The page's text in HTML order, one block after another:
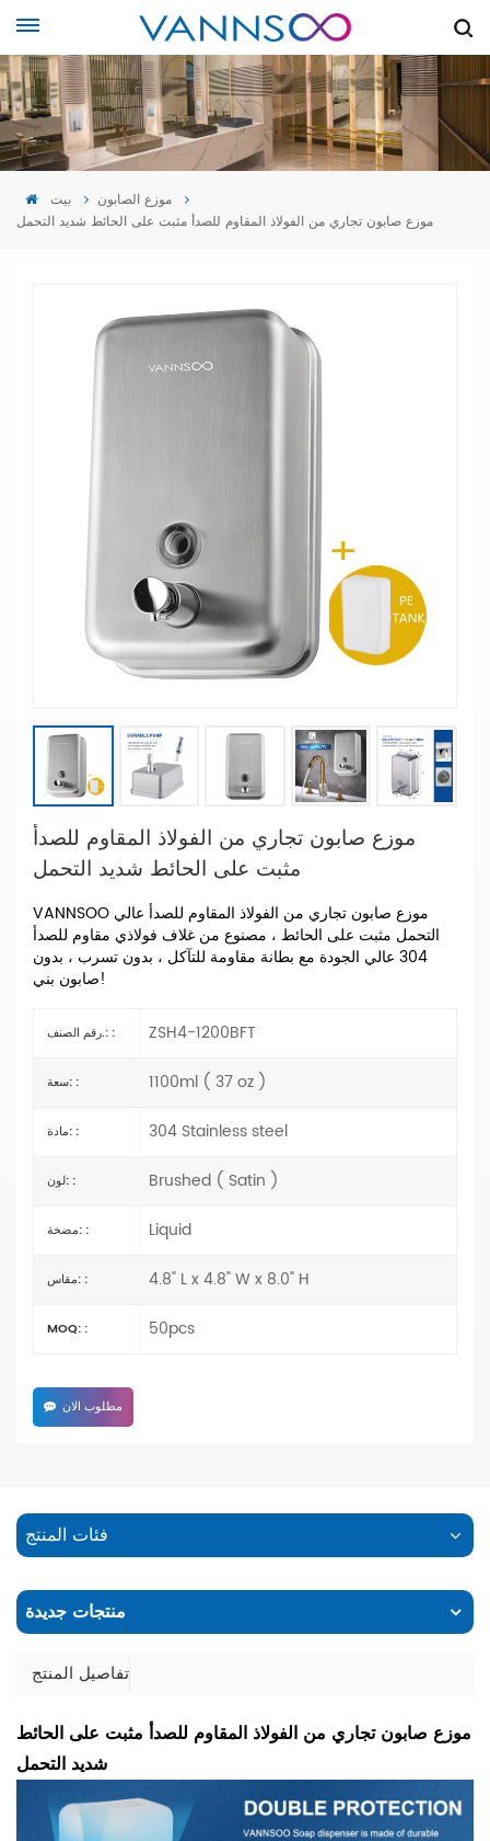
بيت
موزع الصابون
موزع صابون تجاري من الفولاذ المقاوم للصدأ مثبت على الحائط شديد التحمل
موزع صابون تجاري من الفولاذ المقاوم للصدأ
مثبت على الحائط شديد التحمل
VANNSOO موزع صابون تجاري من الفولاذ المقاوم للصدأ عالي
التحمل مثبت على الحائط ، مصنوع من غلاف فولاذي مقاوم للصدأ
304 عالي الجودة مع بطانة مقاومة للتآكل ، بدون تسرب ، بدون
صابون بني!
رقم الصنف.: : ZSH4-1200BFT
سعة: : 1100ml ( 37 oz )
مادة: : 304 Stainless steel
لون: : Brushed ( Satin )
مضخة: : Liquid
مقاس: : 4.8" L x 4.8" W x 8.0" H
MOQ: : 50pcs
مطلوب الان
فئات المنتج
منتجات جديدة
تفاصيل المنتج
موزع صابون تجاري من الفولاذ المقاوم للصدأ مثبت على الحائط
شديد التحمل